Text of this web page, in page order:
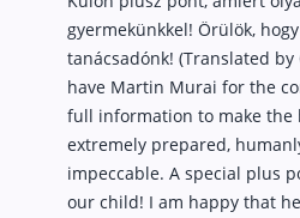
gyermekünkkel! Örülök,
tanácsadónk! (Translated by
have Martin Murai for the
full information to make the
extremely prepared,
impeccable. A special plus
our child! I am happy that